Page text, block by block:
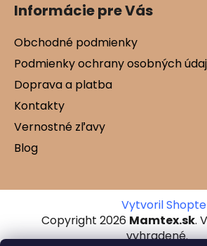
Informácie pre Vás
Obchodné podmienky
Podmienky ochrany osobných
Doprava a platba
Kontakty
Vernostné zľavy
Blog
Vytvoril
Copyright 2026 Mamtex.sk.
vyhradené.